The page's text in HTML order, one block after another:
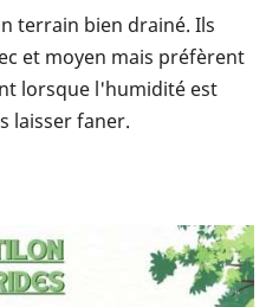
terrain bien drainé. Ils
et moyen mais préfèrent
lorsque l'humidité est
laisser faner.